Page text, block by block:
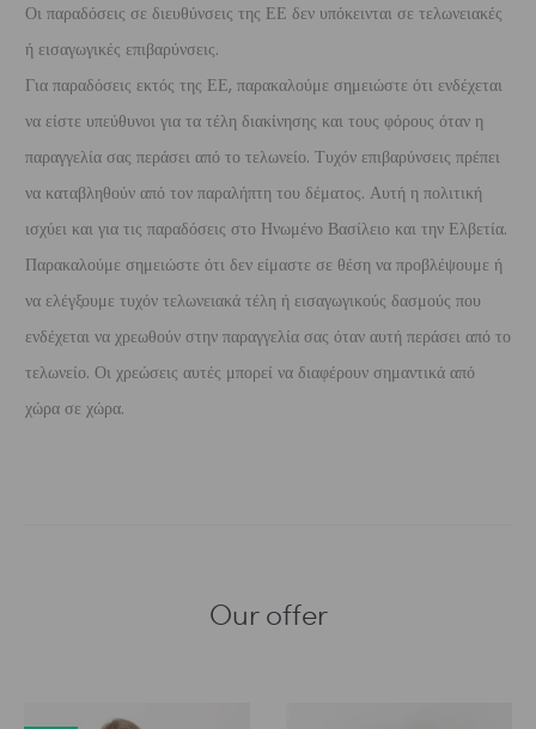
Οι παραδόσεις σε διευθύνσεις της ΕΕ δεν υπόκεινται σε τελωνειακές
ή εισαγωγικές επιβαρύνσεις.
Για παραδόσεις εκτός της ΕΕ, παρακαλούμε σημειώστε ότι ενδέχεται
να είστε υπεύθυνοι για τα τέλη διακίνησης και τους φόρους όταν η
παραγγελία σας περάσει από το τελωνείο. Τυχόν επιβαρύνσεις πρέπει
να καταβληθούν από τον παραλήπτη του δέματος. Αυτή η πολιτική
ισχύει και για τις παραδόσεις στο Ηνωμένο Βασίλειο και την Ελβετία.
Παρακαλούμε σημειώστε ότι δεν είμαστε σε θέση να προβλέψουμε ή
να ελέγξουμε τυχόν τελωνειακά τέλη ή εισαγωγικούς δασμούς που
ενδέχεται να χρεωθούν στην παραγγελία σας όταν αυτή περάσει από το
τελωνείο. Οι χρεώσεις αυτές μπορεί να διαφέρουν σημαντικά από
χώρα σε χώρα.
Our offer